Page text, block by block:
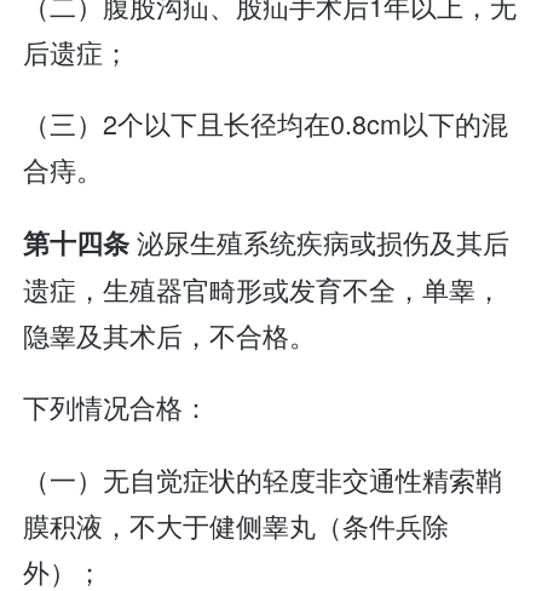
后遗症；
（三）2个以下且长径均在0.8cm以下的混
合痔。
第十四条泌尿生殖系统疾病或损伤及其后
遗症，生殖器官畸形或发育不全，单睾，
隐睾及其术后，不合格。
下列情况合格：
（一）无自觉症状的轻度非交通性精索鞘
膜积液，不大于健侧睾丸（条件兵除
外）；